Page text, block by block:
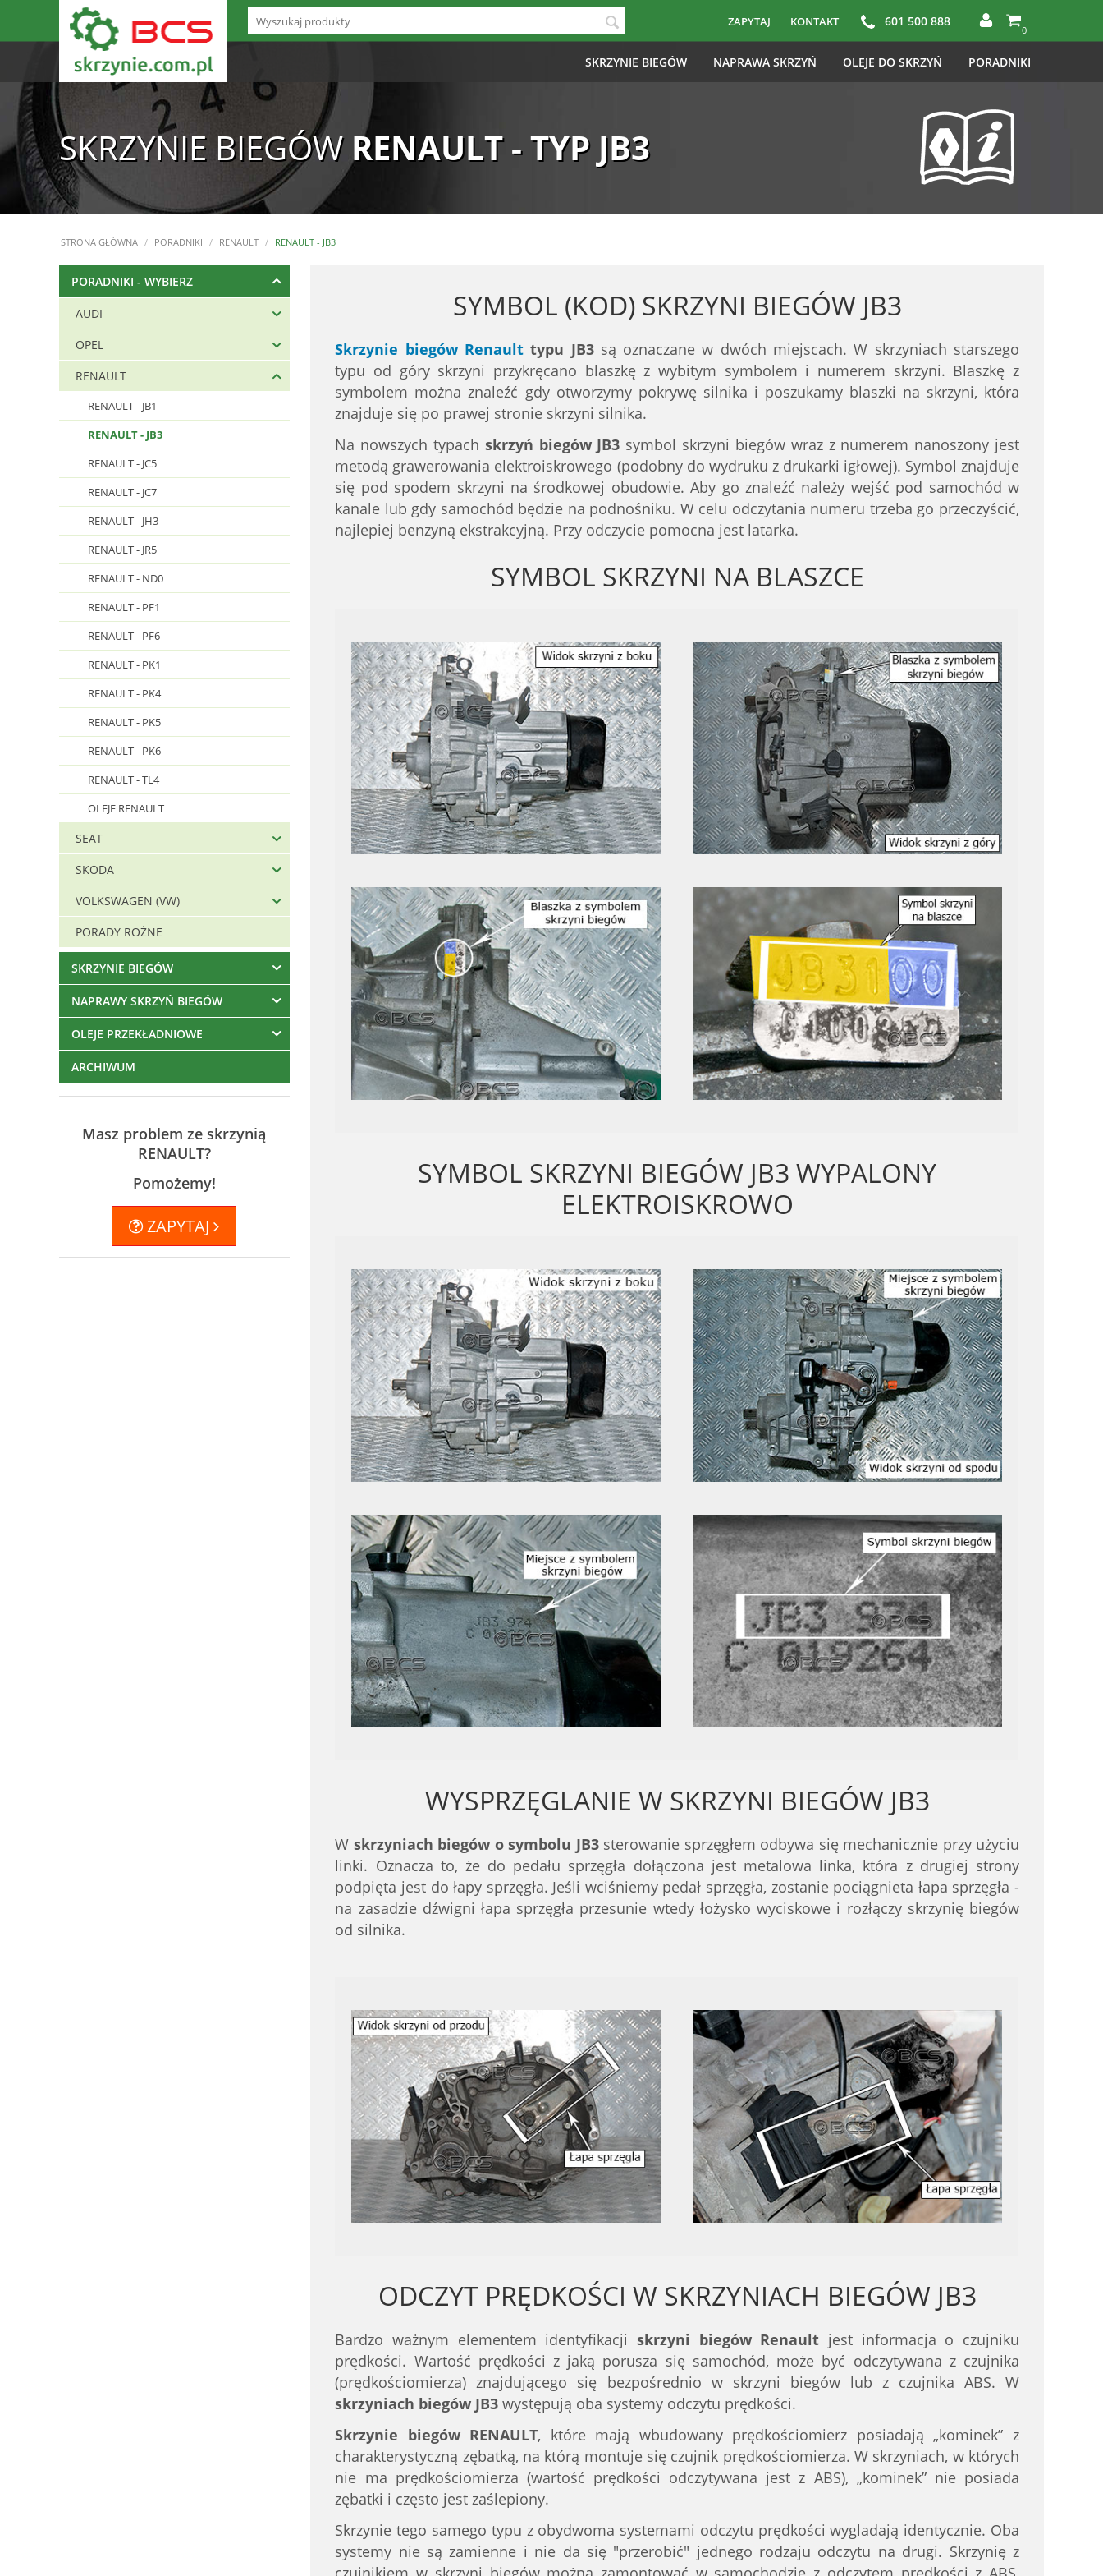
ZAPYTAJ KONTAKT 601 500 888
0
SKRZYNIE BIEGÓW NAPRAWA SKRZYŃ OLEJE DO SKRZYŃ PORADNIKI
SKRZYNIE BIEGÓW RENAULT - TYP JB3
STRONA GŁÓWNA / PORADNIKI / RENAULT / RENAULT - JB3
PORADNIKI - WYBIERZ
AUDI
OPEL
RENAULT
RENAULT - JB1
RENAULT - JB3
RENAULT - JC5
RENAULT - JC7
RENAULT - JH3
RENAULT - JR5
RENAULT - ND0
RENAULT - PF1
RENAULT - PF6
RENAULT - PK1
RENAULT - PK4
RENAULT - PK5
RENAULT - PK6
RENAULT - TL4
OLEJE RENAULT
SEAT
SKODA
VOLKSWAGEN (VW)
PORADY ROŻNE
SKRZYNIE BIEGÓW
NAPRAWY SKRZYŃ BIEGÓW
OLEJE PRZEKŁADNIOWE
ARCHIWUM
Masz problem ze skrzynią
RENAULT?
Pomożemy!
ZAPYTAJ
SYMBOL (KOD) SKRZYNI BIEGÓW JB3
Skrzynie biegów Renaulttypu JB3są oznaczane w dwóch miejscach. W skrzyniach starszego
typu od góry skrzyni przykręcano blaszkę z wybitym symbolem i numerem skrzyni. Blaszkę z
symbolem można znaleźć gdy otworzymy pokrywę silnika i poszukamy blaszki na skrzyni, która
znajduje się po prawej stronie skrzyni silnika.
Na nowszych typach skrzyń biegów JB3 symbol skrzyni biegów wraz z numerem nanoszony jest
metodą grawerowania elektroiskrowego (podobny do wydruku z drukarki igłowej). Symbol znajduje
się pod spodem skrzyni na środkowej obudowie. Aby go znaleźć należy wejść pod samochód w
kanale lub gdy samochód będzie na podnośniku. W celu odczytania numeru trzeba go przeczyścić,
najlepiej benzyną ekstrakcyjną. Przy odczycie pomocna jest latarka.
SYMBOL SKRZYNI NA BLASZCE
SYMBOL SKRZYNI BIEGÓW JB3 WYPALONY
ELEKTROISKROWO
WYSPRZĘGLANIE W SKRZYNI BIEGÓW JB3
W skrzyniach biegów o symbolu JB3 sterowanie sprzęgłem odbywa się mechanicznie przy użyciu
linki. Oznacza to, że do pedału sprzęgła dołączona jest metalowa linka, która z drugiej strony
podpięta jest do łapy sprzęgła. Jeśli wciśniemy pedał sprzęgła, zostanie pociągnieta łapa sprzęgła -
na zasadzie dźwigni łapa sprzęgła przesunie wtedy łożysko wyciskowe i rozłączy skrzynię biegów
od silnika.
ODCZYT PRĘDKOŚCI W SKRZYNIACH BIEGÓW JB3
Bardzo ważnym elementem identyfikacjiskrzyni biegów Renault jest informacja o czujniku
prędkości. Wartość prędkości z jaką porusza się samochód, może być odczytywana z czujnika
(prędkościomierza) znajdującego się bezpośrednio w skrzyni biegów lub z czujnika ABS. W
skrzyniach biegów JB3 występują oba systemy odczytu prędkości.
Skrzynie biegów RENAULT, które mają wbudowany prędkościomierz posiadają „kominek” z
charakterystyczną zębatką, na którą montuje się czujnik prędkościomierza. W skrzyniach, w których
nie ma prędkościomierza (wartość prędkości odczytywana jest z ABS), „kominek” nie posiada
zębatki i często jest zaślepiony.
Skrzynie tego samego typu z obydwoma systemami odczytu prędkości wygladają identycznie. Oba
systemy nie są zamienne i nie da się "przerobić" jednego rodzaju odczytu na drugi. Skrzynię z